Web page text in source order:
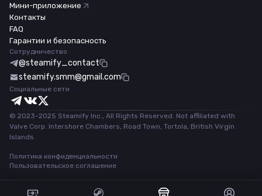
Мини-приложение
Контакты
FAQ
Гарантии и безопасность
Сотрудничество
@steamify_contact
steamify.smm@gmail.com
Социальные сети
© 2023-2025 Steamify Inc., All Rights Reserved. Not affiliated with
Valve Corp. Intershore Chambers, Road Town, Tortola, British Virgin
Islands.
Политика конфиденциальности
Пользовательское соглашение